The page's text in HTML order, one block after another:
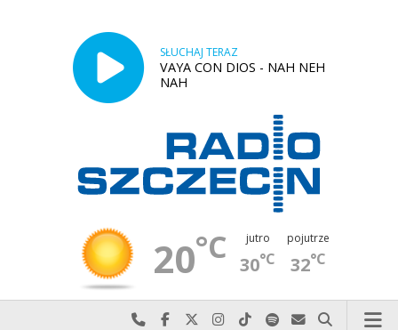
SŁUCHAJ TERAZ
VAYA CON DIOS - NAH NEH
NAH
20°C jutro
30°C
pojutrze
32°C
Najlepiej po prostu do nas zadzwoń
Odwiedź nas na Facebook-u
Odwiedź nas na X
Odwiedź nas na Instagram-ie
Odwiedź nas na TikTok-u
Szukaj nas na Spotify
Wyślij do nas
Szukaj